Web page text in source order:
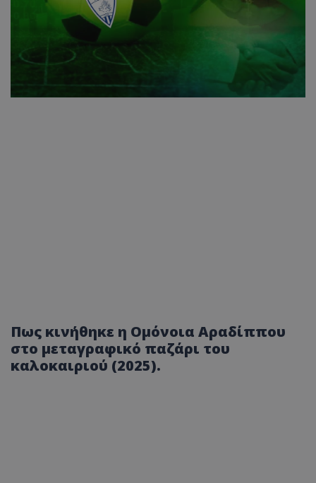
Πως κινήθηκε η Ομόνοια Αραδίππου
στο μεταγραφικό παζάρι του
καλοκαιριού (2025).